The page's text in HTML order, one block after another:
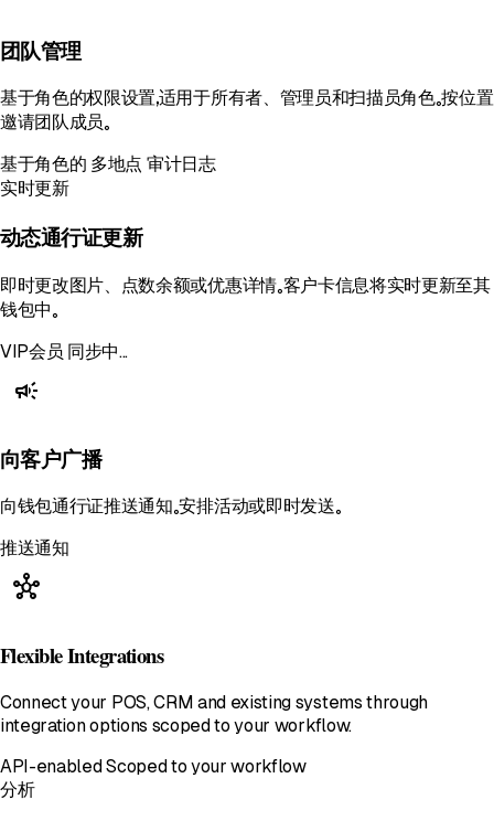
团队管理
基于角色的权限设置，适用于所有者、管理员和扫描员角色。按位置
邀请团队成员。
基于角色的 多地点 审计日志
实时更新
动态通行证更新
即时更改图片、点数余额或优惠详情。客户卡信息将实时更新至其
钱包中。
VIP会员 同步中...
campaign
向客户广播
向钱包通行证推送通知。安排活动或即时发送。
推送通知
hub
Flexible Integrations
Connect your POS, CRM and existing systems through
integration options scoped to your workflow.
API-enabledScoped to your workflow
分析